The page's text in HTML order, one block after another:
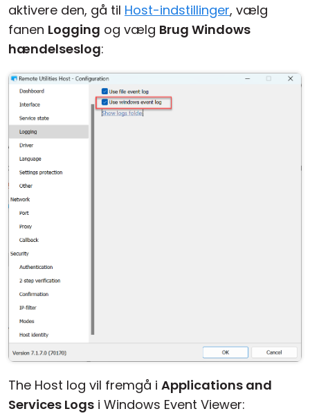
aktivere den, gå til Host-indstillinger, vælg
fanen Logging og vælg Brug Windows
hændelseslog:
The Host log vil fremgå i Applications and
Services Logs i Windows Event Viewer: